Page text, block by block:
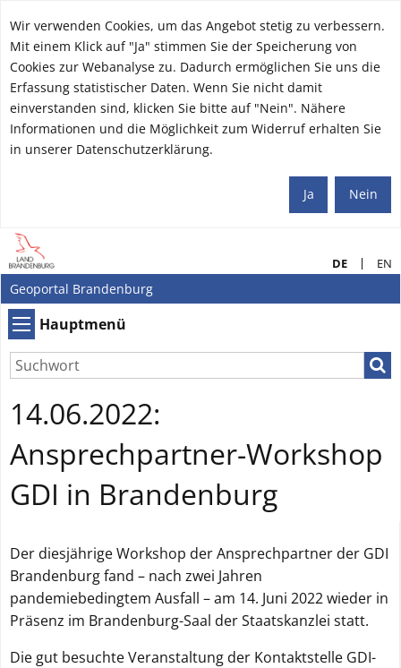
Wir verwenden Cookies, um das Angebot stetig zu verbessern.
Mit einem Klick auf "Ja" stimmen Sie der Speicherung von
Cookies zur Webanalyse zu. Dadurch ermöglichen Sie uns die
Erfassung statistischer Daten. Wenn Sie nicht damit
einverstanden sind, klicken Sie bitte auf "Nein". Nähere
Informationen und die Möglichkeit zum Widerruf erhalten Sie
in unserer Datenschutzerklärung.
Nein
Ja
DE EN
Geoportal Brandenburg
Hauptmenü
Hauptmenü
14.06.2022:
Ansprechpartner-Workshop
GDI in Brandenburg
Der diesjährige Workshop der Ansprechpartner der GDI
Brandenburg fand – nach zwei Jahren
pandemiebedingtem Ausfall – am 14. Juni 2022 wieder in
Präsenz im Brandenburg-Saal der Staatskanzlei statt.
Die gut besuchte Veranstaltung der Kontaktstelle GDI-